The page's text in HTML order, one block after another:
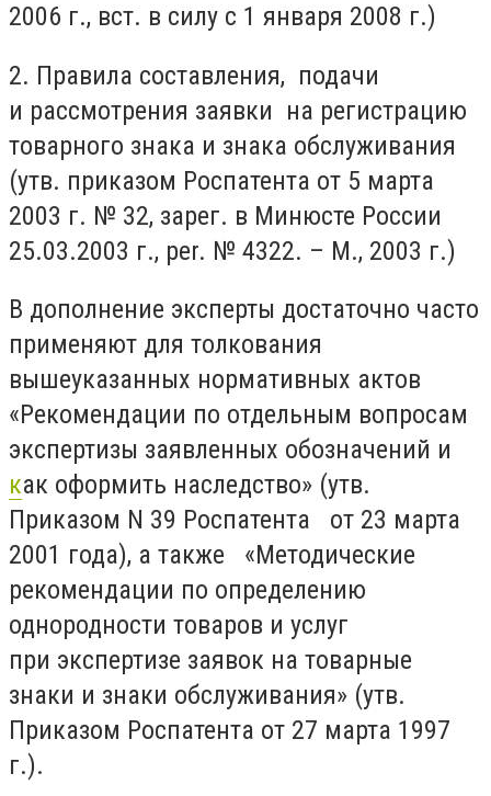
2006 г., вст. в силу с 1 января 2008 г.)
2. Правила составления, подачи
и рассмотрения заявки на регистрацию
товарного знака и знака обслуживания
(утв. приказом Роспатента от 5 марта
2003 г. № 32, зарег. в Минюсте России
25.03.2003 г., per. № 4322. – М., 2003 г.)
В дополнение эксперты достаточно часто
применяют для толкования
вышеуказанных нормативных актов
«Рекомендации по отдельным вопросам
экспертизы заявленных обозначений и
как оформить наследство» (утв.
Приказом N 39 Роспатента от 23 марта
2001 года), а также «Методические
рекомендации по определению
однородности товаров и услуг
при экспертизе заявок на товарные
знаки и знаки обслуживания» (утв.
Приказом Роспатента от 27 марта 1997
г.).